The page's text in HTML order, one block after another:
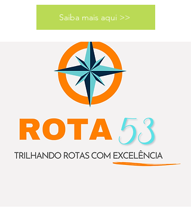
Saiba mais aqui >>